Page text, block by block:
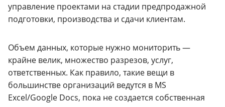
управление проектами на стадии предпродажной
подготовки, производства и сдачи клиентам.
Объем данных, которые нужно мониторить —
крайне велик, множество разрезов, услуг,
ответственных. Как правило, такие вещи в
большинстве организаций ведутся в MS
Excel/Google Docs, пока не создается собственная